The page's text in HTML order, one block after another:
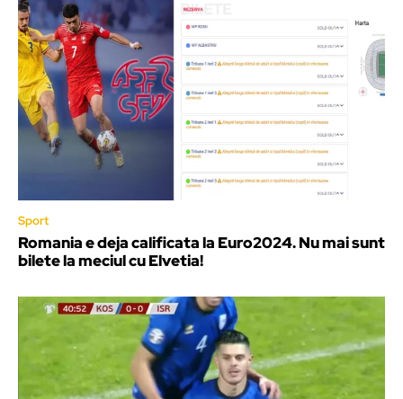
Sport
Romania e deja calificata la Euro2024. Nu mai sunt
bilete la meciul cu Elvetia!